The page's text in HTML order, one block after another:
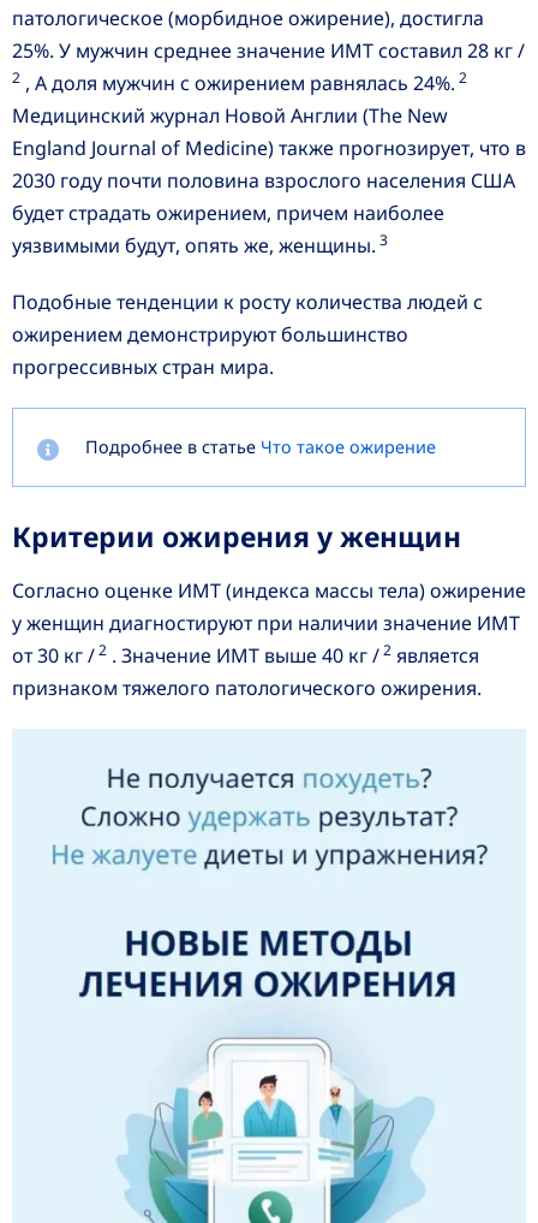
патологическое (морбидное ожирение), достигла
25%. У мужчин среднее значение ИМТ составил 28 кг /
2 , А доля мужчин с ожирением равнялась 24%. 2
Медицинский журнал Новой Англии (The New
England Journal of Medicine) также прогнозирует, что в
2030 году почти половина взрослого населения США
будет страдать ожирением, причем наиболее
уязвимыми будут, опять же, женщины. 3
Подобные тенденции к росту количества людей с
ожирением демонстрируют большинство
прогрессивных стран мира.
Подробнее в статье Что такое ожирение
Критерии ожирения у женщин
Согласно оценке ИМТ (индекса массы тела) ожирение
у женщин диагностируют при наличии значение ИМТ
от 30 кг /2 . Значение ИМТ выше 40 кг /2 является
признаком тяжелого патологического ожирения.